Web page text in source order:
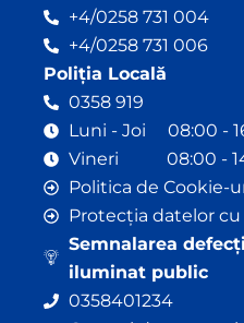
+4/0258 731 004
+4/0258 731 006
Poliția Locală
0358 919
Luni - Joi 08:00 -
Vineri 08:00 -
Politica de Cookie-
Protecția datelor
Semnalarea
iluminat public
0358401234